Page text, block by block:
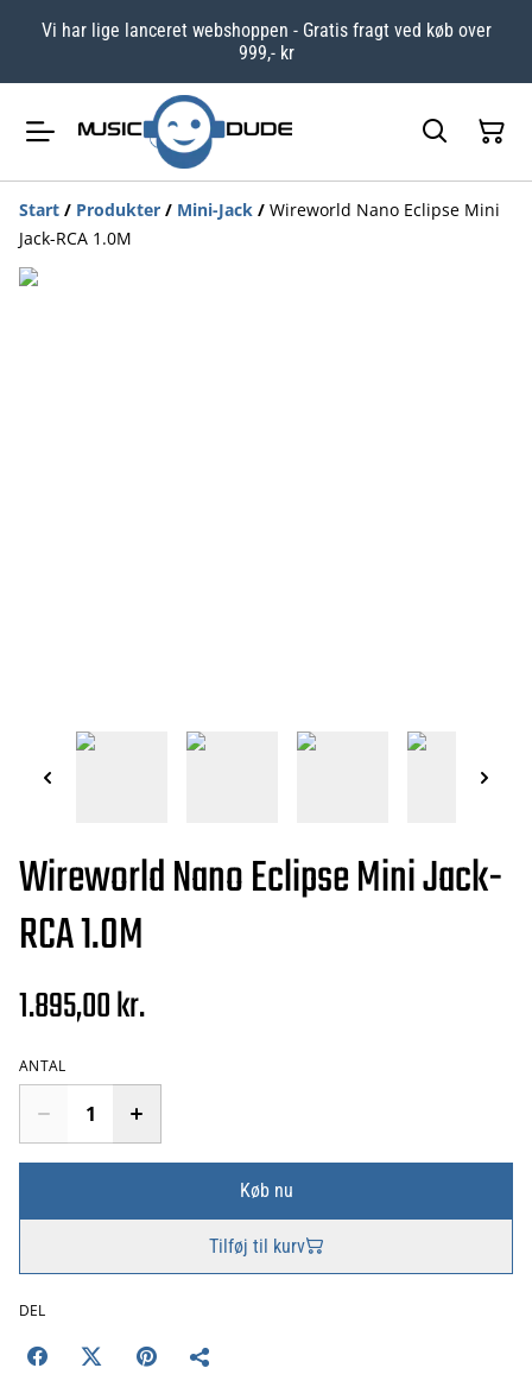
Vi har lige lanceret webshoppen - Gratis fragt ved køb over
999,- kr
Start / Produkter / Mini-Jack / Wireworld Nano Eclipse Mini
Jack-RCA 1.0M
Wireworld Nano Eclipse Mini Jack-
RCA 1.0M
1.895,00 kr.
ANTAL
Køb nu
Tilføj til kurv
DEL